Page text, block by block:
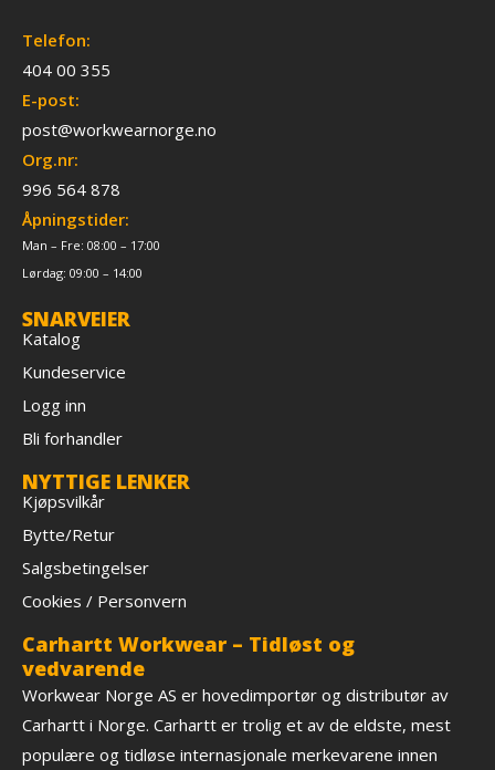
Telefon:
404 00 355
E-post:
post@workwearnorge.no
Org.nr:
996 564 878
Åpningstider:
Man – Fre: 08:00 – 17:00
Lørdag: 09:00 – 14:00
SNARVEIER
Katalog
Kundeservice
Logg inn
Bli forhandler
NYTTIGE LENKER
Kjøpsvilkår
Bytte/Retur
Salgsbetingelser
Cookies / Personvern
Carhartt Workwear – Tidløst og
vedvarende
Workwear Norge AS er hovedimportør og distributør av
Carhartt i Norge. Carhartt er trolig et av de eldste, mest
populære og tidløse internasjonale merkevarene innen